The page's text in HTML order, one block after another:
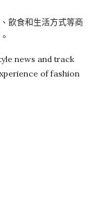
飲食和生活方式等商
news and track
of fashion